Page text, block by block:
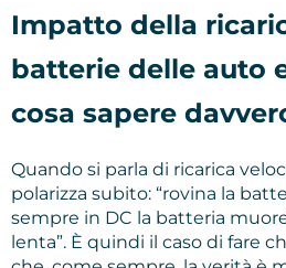
Impatto della
batterie delle auto
cosa sapere
Quando si parla di ricarica
polarizza subito: “rovina la
sempre in DC la batteria
lenta”. È quindi il caso di fare